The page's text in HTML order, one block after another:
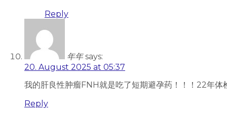
Reply
年年 says:
20. August 2025 at 05:37
我的肝良性肿瘤FNH就是吃了短期避孕药！！！22年
Reply